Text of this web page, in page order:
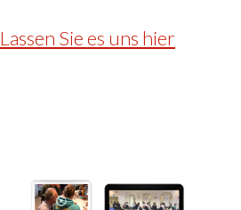
Lassen Sie es uns hier